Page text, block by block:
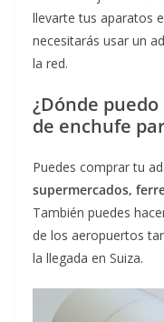
llevarte tus aparatos
necesitarás usar un
la red.
¿Dónde
de enchufe
Puedes comprar tu
supermercados,
También puedes
de los aeropuertos
la llegada en Suiza.